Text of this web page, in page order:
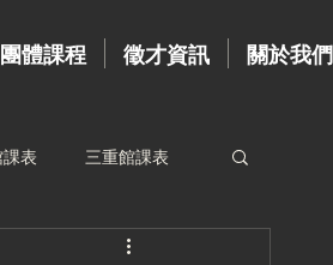
團體課程 徵才資訊 關於我們
表 三重館課表
台北館教練